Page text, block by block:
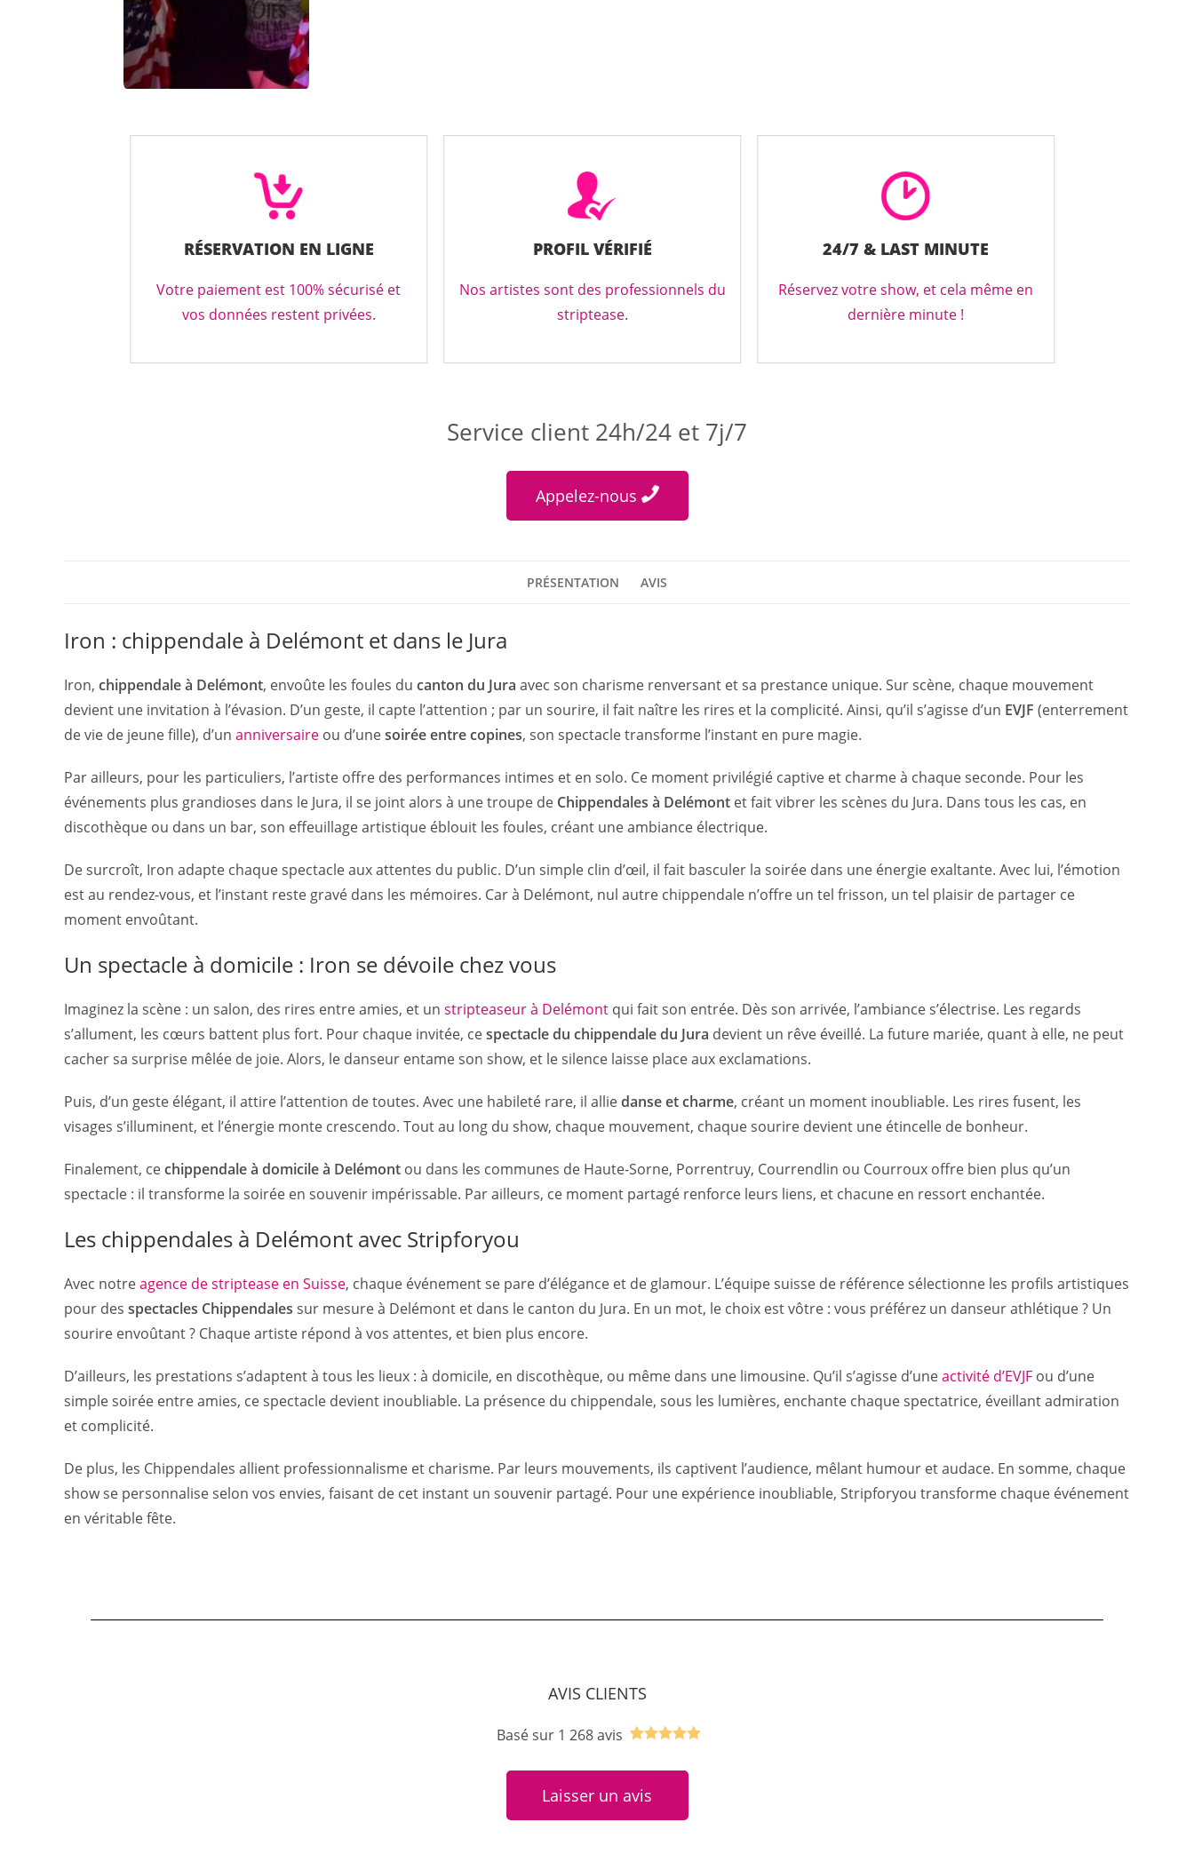
RÉSERVATION EN LIGNE
Votre paiement est 100% sécurisé et
vos données restent privées.
PROFIL VÉRIFIÉ
Nos artistes sont des professionnels du
striptease.
24/7 & LAST MINUTE
Réservez votre show, et cela même en
dernière minute !
Service client 24h/24 et 7j/7
Appelez-nous
PRÉSENTATION AVIS
Iron : chippendale à Delémont et dans le Jura
Iron, chippendale à Delémont, envoûte les foules du canton du Jura avec son charisme renversant et sa prestance unique. Sur scène, chaque mouvement
devient une invitation à l’évasion. D’un geste, il capte l’attention ; par un sourire, il fait naître les rires et la complicité. Ainsi, qu’il s’agisse d’un EVJF (enterrement
de vie de jeune fille), d’un anniversaire ou d’unesoirée entre copines, son spectacle transforme l’instant en pure magie.
Par ailleurs, pour les particuliers, l’artiste offre des performances intimes et en solo. Ce moment privilégié captive et charme à chaque seconde. Pour les
événements plus grandioses dans le Jura, il se joint alors à une troupe de Chippendales à Delémont et fait vibrer les scènes du Jura. Dans tous les cas, en
discothèque ou dans un bar, son effeuillage artistique éblouit les foules, créant une ambiance électrique.
De surcroît, Iron adapte chaque spectacle aux attentes du public. D’un simple clin d’œil, il fait basculer la soirée dans une énergie exaltante. Avec lui, l’émotion
est au rendez-vous, et l’instant reste gravé dans les mémoires. Car à Delémont, nul autre chippendale n’offre un tel frisson, un tel plaisir de partager ce
moment envoûtant.
Un spectacle à domicile : Iron se dévoile chez vous
Imaginez la scène : un salon, des rires entre amies, et un stripteaseur à Delémont qui fait son entrée. Dès son arrivée, l’ambiance s’électrise. Les regards
s’allument, les cœurs battent plus fort. Pour chaque invitée, cespectacle du chippendale du Jura devient un rêve éveillé. La future mariée, quant à elle, ne peut
cacher sa surprise mêlée de joie. Alors, le danseur entame son show, et le silence laisse place aux exclamations.
Puis, d’un geste élégant, il attire l’attention de toutes. Avec une habileté rare, il alliedanse et charme, créant un moment inoubliable. Les rires fusent, les
visages s’illuminent, et l’énergie monte crescendo. Tout au long du show, chaque mouvement, chaque sourire devient une étincelle de bonheur.
Finalement, cechippendale à domicile à Delémont ou dans les communes de Haute-Sorne, Porrentruy, Courrendlin ou Courroux offre bien plus qu’un
spectacle : il transforme la soirée en souvenir impérissable. Par ailleurs, ce moment partagé renforce leurs liens, et chacune en ressort enchantée.
Les chippendales à Delémont avec Stripforyou
Avec notreagence de striptease en Suisse, chaque événement se pare d’élégance et de glamour. L’équipe suisse de référence sélectionne les profils artistiques
pour des spectacles Chippendales sur mesure à Delémont et dans le canton du Jura. En un mot, le choix est vôtre : vous préférez un danseur athlétique ? Un
sourire envoûtant ? Chaque artiste répond à vos attentes, et bien plus encore.
D’ailleurs, les prestations s’adaptent à tous les lieux : à domicile, en discothèque, ou même dans une limousine. Qu’il s’agisse d’uneactivité d’EVJF ou d’une
simple soirée entre amies, ce spectacle devient inoubliable. La présence du chippendale, sous les lumières, enchante chaque spectatrice, éveillant admiration
et complicité.
De plus, les Chippendales allient professionnalisme et charisme. Par leurs mouvements, ils captivent l’audience, mêlant humour et audace. En somme, chaque
show se personnalise selon vos envies, faisant de cet instant un souvenir partagé. Pour une expérience inoubliable, Stripforyou transforme chaque événement
en véritable fête.
AVIS CLIENTS
Basé sur 1 268 avis
sur 5
basé sur
Laisser un avis